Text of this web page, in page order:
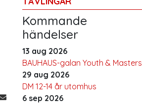
Kommande
händelser
13 aug 2026
BAUHAUS-galan Youth & Masters
29 aug 2026
DM 12-14 år utomhus
6 sep 2026